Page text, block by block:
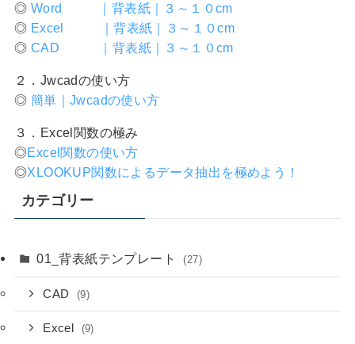
◎ Word ｜背表紙｜３～１０cm
◎ Excel ｜背表紙｜３～１０cm
◎ CAD ｜背表紙｜３～１０cm
２．Jwcadの使い方
◎ 簡単｜Jwcadの使い方
３．Excel関数の極み
◎Excel関数の使い方
◎XLOOKUP関数によるデータ抽出を極めよう！
カテゴリー
01_背表紙テンプレート (27)
CAD (9)
Excel (9)